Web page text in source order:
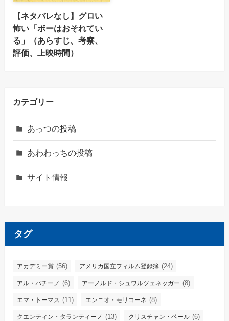
【ネタバレなし】グロい
怖い「ボーはおそれてい
る」（あらすじ、考察、
評価、上映時間）
カテゴリー
あっつの投稿
あわわっちの投稿
サイト情報
タグ
アカデミー賞 (56) アメリカ国立フィルム登録簿 (24)
アル・パチーノ (6) アーノルド・シュワルツェネッガー (8)
エマ・トーマス (11) エンニオ・モリコーネ (8)
クエンティン・タランティーノ (13) クリスチャン・ベール (6)